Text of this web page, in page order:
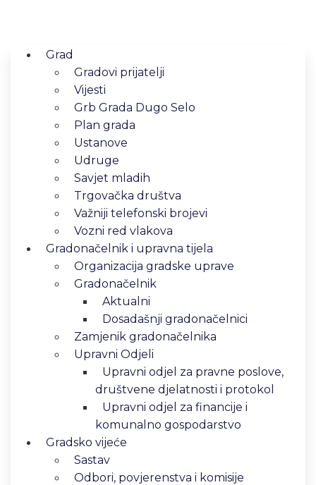
Grad
Gradovi prijatelji
Vijesti
Grb Grada Dugo Selo
Plan grada
Ustanove
Udruge
Savjet mladih
Trgovačka društva
Važniji telefonski brojevi
Vozni red vlakova
Gradonačelnik i upravna tijela
Organizacija gradske uprave
Gradonačelnik
Aktualni
Dosadašnji gradonačelnici
Zamjenik gradonačelnika
Upravni Odjeli
Upravni odjel za pravne poslove,
društvene djelatnosti i protokol
Upravni odjel za financije i
komunalno gospodarstvo
Gradsko vijeće
Sastav
Odbori, povjerenstva i komisije